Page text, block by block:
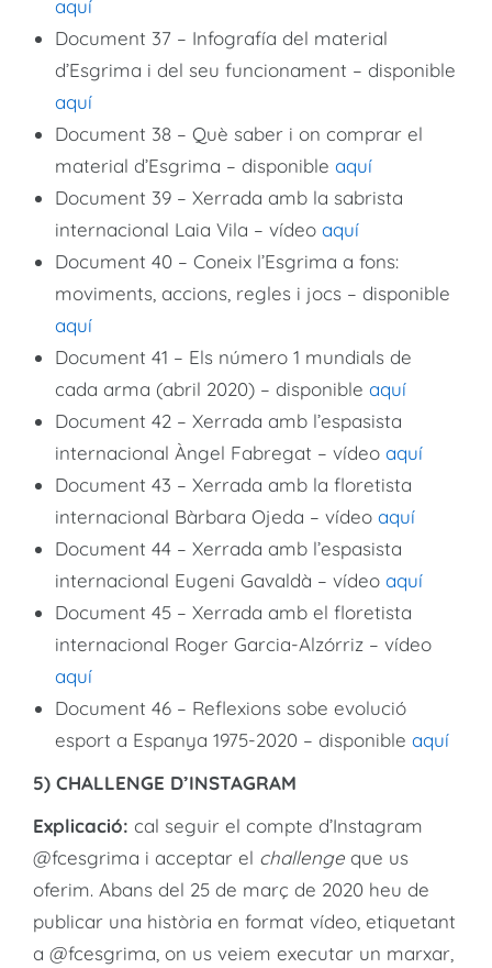
aquí
Document 37 – Infografía del material
d’Esgrima i del seu funcionament – disponible
aquí
Document 38 – Què saber i on comprar el
material d’Esgrima – disponible aquí
Document 39 – Xerrada amb la sabrista
internacional Laia Vila – vídeo aquí
Document 40 – Coneix l’Esgrima a fons:
moviments, accions, regles i jocs – disponible
aquí
Document 41 – Els número 1 mundials de
cada arma (abril 2020) – disponible aquí
Document 42 – Xerrada amb l’espasista
internacional Àngel Fabregat – vídeo aquí
Document 43 – Xerrada amb la floretista
internacional Bàrbara Ojeda – vídeo aquí
Document 44 – Xerrada amb l’espasista
internacional Eugeni Gavaldà – vídeo aquí
Document 45 – Xerrada amb el floretista
internacional Roger Garcia-Alzórriz – vídeo
aquí
Document 46 – Reflexions sobe evolució
esport a Espanya 1975-2020 – disponible aquí
5) CHALLENGE D’INSTAGRAM
Explicació: cal seguir el compte d’Instagram
@fcesgrima i acceptar el challenge que us
oferim. Abans del 25 de març de 2020 heu de
publicar una història en format vídeo, etiquetant
a @fcesgrima, on us veiem executar un marxar,